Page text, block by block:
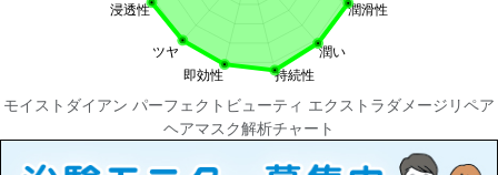
モイストダイアン パーフェクトビューティ エクストラダメージリペア
ヘアマスク解析チャート